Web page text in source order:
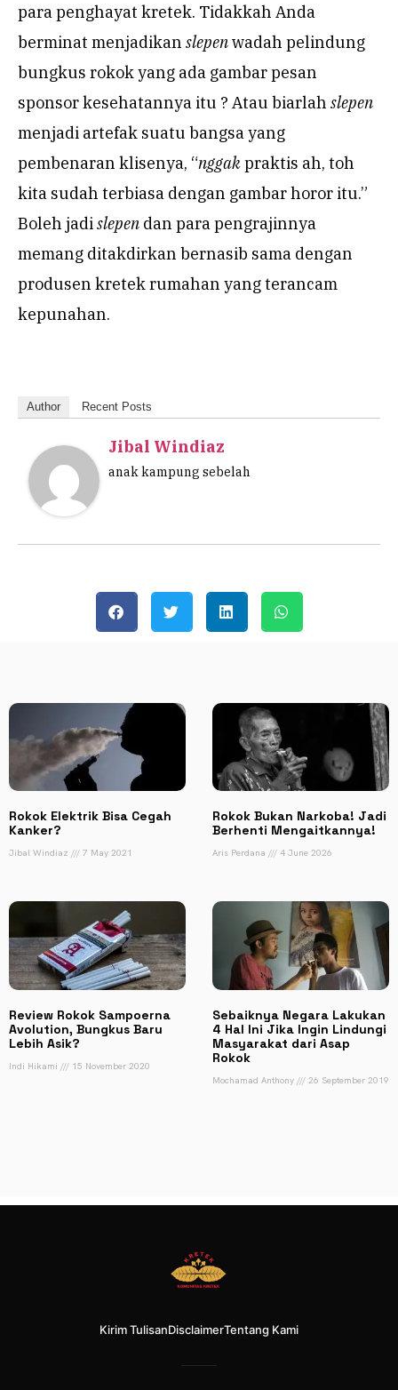
para penghayat kretek. Tidakkah Anda
berminat menjadikan slepenwadah pelindung
bungkus rokok yang ada gambar pesan
sponsor kesehatannya itu ? Atau biarlah slepen
menjadi artefak suatu bangsa yang
pembenaran klisenya, “nggakpraktis ah, toh
kita sudah terbiasa dengan gambar horor itu.”
Boleh jadi slepen dan para pengrajinnya
memang ditakdirkan bernasib sama dengan
produsen kretek rumahan yang terancam
kepunahan.
Author Recent Posts
Jibal Windiaz
anak kampung sebelah
Rokok Elektrik Bisa Cegah
Kanker?
Jibal Windiaz 7 May 2021
Rokok Bukan Narkoba! Jadi
Berhenti Mengaitkannya!
Aris Perdana 4 June 2026
Review Rokok Sampoerna
Avolution, Bungkus Baru
Lebih Asik?
Indi Hikami 15 November 2020
Sebaiknya Negara Lakukan
4 Hal Ini Jika Ingin Lindungi
Masyarakat dari Asap
Rokok
Mochamad Anthony 26 September 2019
Kirim TulisanDisclaimerTentang Kami